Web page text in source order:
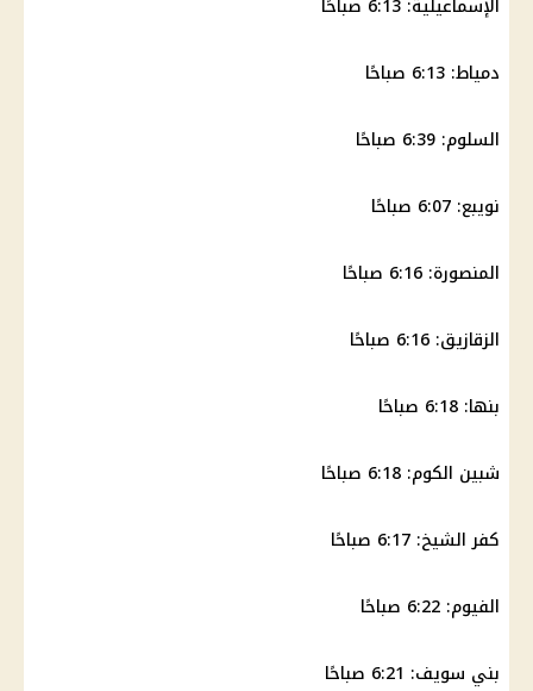
دمياط: 6:13 صباحًا
السلوم: 6:39 صباحًا
نويبع: 6:07 صباحًا
المنصورة: 6:16 صباحًا
الزقازيق: 6:16 صباحًا
بنها: 6:18 صباحًا
شبين الكوم: 6:18 صباحًا
كفر الشيخ: 6:17 صباحًا
الفيوم: 6:22 صباحًا
بني سويف: 6:21 صباحًا